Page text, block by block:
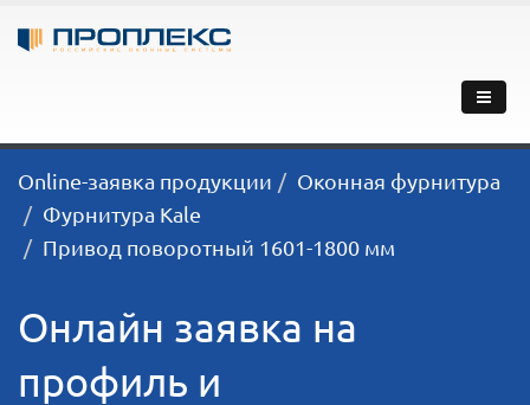
Online-заявка продукции
Оконная фурнитура
Фурнитура Kale
Привод поворотный 1601-1800 мм
Онлайн заявка на
профиль и